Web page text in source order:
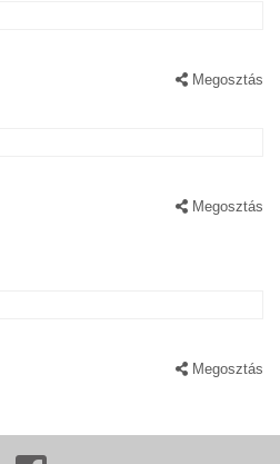
Megosztás
Megosztás
Megosztás